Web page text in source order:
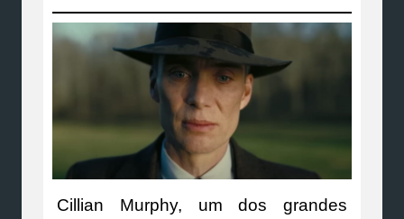
Cillian Murphy, um dos grandes